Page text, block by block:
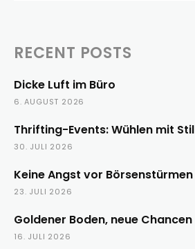
RECENT POSTS
Dicke Luft im Büro
6. AUGUST 2026
Thrifting-Events: Wühlen mit Stil
30. JULI 2026
Keine Angst vor Börsenstürmen
23. JULI 2026
Goldener Boden, neue Chancen
16. JULI 2026